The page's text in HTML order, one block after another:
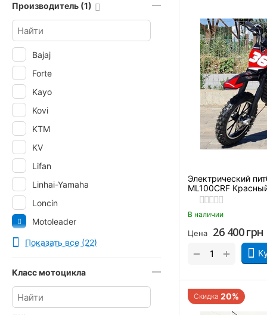
Электрический
ML100CRF
В наличии
Цена 26 400грн
+
−
Скидка 20%
Производитель (1)
Bajaj
Forte
Kayo
Kovi
KTM
KV
Lifan
Linhai-Yamaha
Loncin
Motoleader
Musstang
Qingqi
RIDER
Senke
Показать все (22)
Класс мотоцикла